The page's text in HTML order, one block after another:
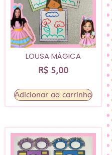
LOUSA MÁGICA
R$ 5,00
Adicionar ao carrinho